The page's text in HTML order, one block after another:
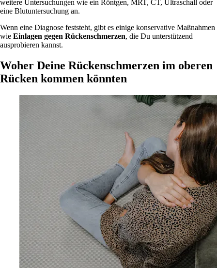
weitere Untersuchungen wie ein Röntgen, MRT, CT, Ultraschall oder
eine Blutuntersuchung an.
Wenn eine Diagnose feststeht, gibt es einige konservative Maßnahmen
wie Einlagen gegen Rückenschmerzen, die Du unterstützend
ausprobieren kannst.
Woher Deine Rückenschmerzen im oberen
Rücken kommen könnten